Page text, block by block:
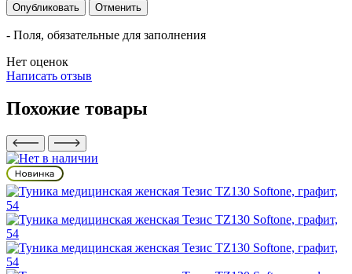
Опубликовать Отменить
- Поля, обязательные для заполнения
Нет оценок
Написать отзыв
Похожие товары